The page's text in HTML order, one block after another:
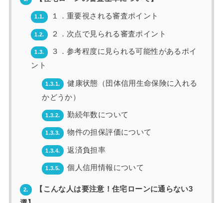
1.1. １．重要視される審査ポイント
1.2. ２．次点で見られる審査ポイント
1.3.
３．参考程度に見られる可能性があるポイ
ント
1.3.1.
健康状態（団体信用生命保険に入れる
かどうか）
1.3.2. 勤続年数について
1.3.3. 物件の担保評価について
1.3.4. 返済負担率
1.3.5. 個人信用情報について
2.
【こんな人は要注意！住宅ローンに通らない3